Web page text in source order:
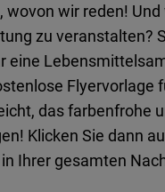
wovon wir reden!
zu veranstalten?
eine
das farbenfrohe
Klicken Sie dann
Ihrer gesamten